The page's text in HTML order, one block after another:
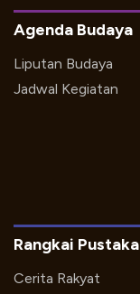
Agenda Budaya
Liputan Budaya
Jadwal Kegiatan
Rangkai Pustaka
Cerita Rakyat